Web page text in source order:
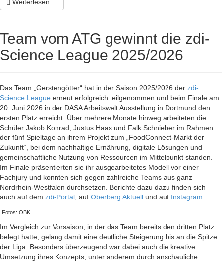
Weiterlesen ...
Team vom ATG gewinnt die zdi-
Science League 2025/2026
Das Team „Gerstengötter“ hat in der Saison 2025/2026 der zdi-
Science League erneut erfolgreich teilgenommen und beim Finale am
20. Juni 2026 in der DASA Arbeitswelt Ausstellung in Dortmund den
ersten Platz erreicht. Über mehrere Monate hinweg arbeiteten die
Schüler Jakob Konrad, Justus Haas und Falk Schnieber im Rahmen
der fünf Spieltage an ihrem Projekt zum „FoodConnect-Markt der
Zukunft“, bei dem nachhaltige Ernährung, digitale Lösungen und
gemeinschaftliche Nutzung von Ressourcen im Mittelpunkt standen.
Im Finale präsentierten sie ihr ausgearbeitetes Modell vor einer
Fachjury und konnten sich gegen zahlreiche Teams aus ganz
Nordrhein-Westfalen durchsetzen. Berichte dazu dazu finden sich
auch auf dem zdi-Portal , auf Oberberg Aktuell und auf Instagram
Fotos: OBK
Im Vergleich zur Vorsaison, in der das Team bereits den dritten Platz
belegt hatte, gelang damit eine deutliche Steigerung bis an die Spitze
der Liga. Besonders überzeugend war dabei auch die kreative
Umsetzung ihres Konzepts, unter anderem durch anschauliche